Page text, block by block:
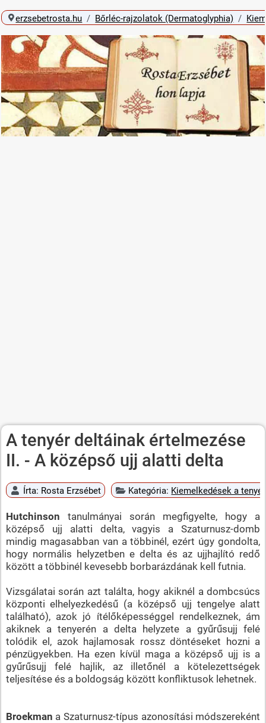
erzsebetrosta.hu Bőrléc-rajzolatok (Dermatoglyphia)
A tenyér deltáinak értelmezése
II. - A középső ujj alatti delta
Írta: Rosta Erzsébet Kategória: Kiemelkedések a
Hutchinson tanulmányai során megfigyelte, hogy a
középső ujj alatti delta, vagyis a Szaturnusz-domb
mindig magasabban van a többinél, ezért úgy gondolta,
hogy normális helyzetben e delta és az ujjhajlító redő
között a többinél kevesebb borbarázdának kell futnia.
Vizsgálatai során azt találta, hogy akiknél a dombcsúcs
központi elhelyezkedésű (a középső ujj tengelye alatt
található), azok jó ítélőképességgel rendelkeznek, ám
akiknek a tenyerén a delta helyzete a gyűrűsujj felé
tolódik el, azok hajlamosak rossz döntéseket hozni a
pénzügyekben. Ha ezen kívül maga a középső ujj is a
gyűrűsujj felé hajlik, az illetőnél a kötelezettségek
teljesítése és a boldogság között konfliktusok lehetnek.
Broekman a Szaturnusz-típus azonosítási módszereként